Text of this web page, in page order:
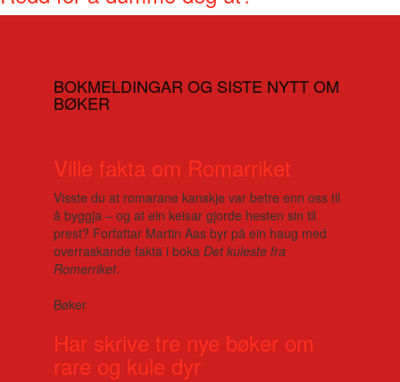
BOKMELDINGAR OG SISTE NYTT OM
BØKER
Ville fakta om Romarriket
Visste du at romarane kanskje var betre enn oss til
å byggja – og at ein keisar gjorde hesten sin til
prest? Forfattar Martin Aas byr på ein haug med
overraskande fakta i boka Det kuleste fra
Romerriket.
Bøker
Har skrive tre nye bøker om
rare og kule dyr